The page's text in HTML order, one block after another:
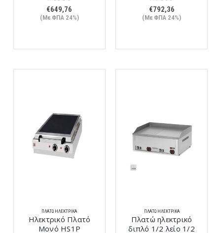
€649,76
(Με ΦΠΑ 24%)
€792,36
(Με ΦΠΑ 24%)
ΠΛΑΤΏ ΗΛΕΚΤΡΙΚΆ
Ηλεκτρικό Πλατό
Μονό HS1P
ΠΛΑΤΏ ΗΛΕΚΤΡΙΚΆ
Πλατώ ηλεκτρικό
διπλό 1/2 λείο 1/2